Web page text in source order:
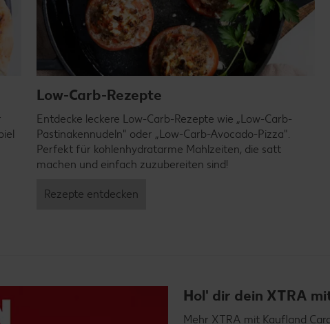
Low-Carb-Rezepte
Entdecke leckere Low-Carb-Rezepte wie „Low-Carb-
Pastinakennudeln" oder „Low-Carb-Avocado-Pizza".
Perfekt für kohlenhydratarme Mahlzeiten, die satt
machen und einfach zuzubereiten sind!
Rezepte entdecken
Hol' dir dein XTRA
Mehr XTRA mit Kaufland